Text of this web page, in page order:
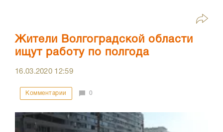
Жители Волгоградской области
ищут работу по полгода
16.03.2020 12:59
Комментарии 0